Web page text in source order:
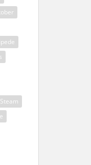
Steam